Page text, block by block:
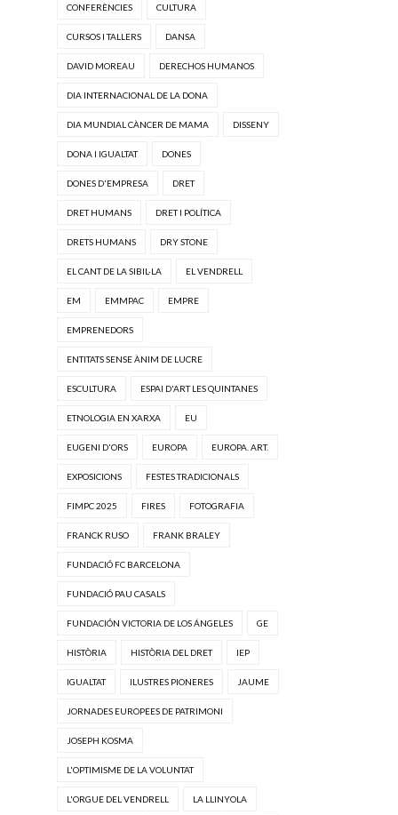
CONFERÈNCIES CULTURA
CURSOS I TALLERS DANSA
DAVID MOREAU DERECHOS HUMANOS
DIA INTERNACIONAL DE LA DONA
DIA MUNDIAL CÀNCER DE MAMA DISSENY
DONA I IGUALTAT DONES
DONES D'EMPRESA DRET
DRET HUMANS DRET I POLÍTICA
DRETS HUMANS DRY STONE
EL CANT DE LA SIBIL·LA EL VENDRELL
EM EMMPAC EMPRE
EMPRENEDORS
ENTITATS SENSE ÀNIM DE LUCRE
ESCULTURA ESPAI D'ART LES QUINTANES
ETNOLOGIA EN XARXA EU
EUGENI D'ORS EUROPA EUROPA. ART.
EXPOSICIONS FESTES TRADICIONALS
FIMPC 2025 FIRES FOTOGRAFIA
FRANCK RUSO FRANK BRALEY
FUNDACIÓ FC BARCELONA
FUNDACIÓ PAU CASALS
FUNDACIÓN VICTORIA DE LOS ÁNGELES GE
HISTÒRIA HISTÒRIA DEL DRET IEP
IGUALTAT ILUSTRES PIONERES JAUME
JORNADES EUROPEES DE PATRIMONI
JOSEPH KOSMA
L'OPTIMISME DE LA VOLUNTAT
L'ORGUE DEL VENDRELL LA LLINYOLA